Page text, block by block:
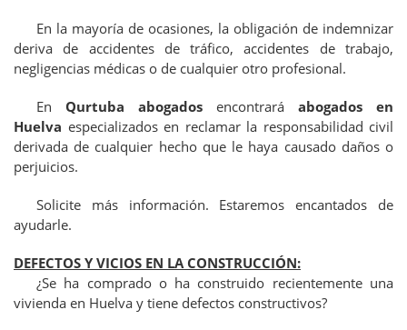
En la mayoría de ocasiones, la obligación de indemnizar
deriva de accidentes de tráfico, accidentes de trabajo,
negligencias médicas o de cualquier otro profesional.
En Qurtuba abogados encontrará abogados en
Huelva especializados en reclamar la responsabilidad civil
derivada de cualquier hecho que le haya causado daños o
perjuicios.
Solicite más información. Estaremos encantados de
ayudarle.
DEFECTOS Y VICIOS EN LA CONSTRUCCIÓN:
¿Se ha comprado o ha construido recientemente una
vivienda en Huelva y tiene defectos constructivos?